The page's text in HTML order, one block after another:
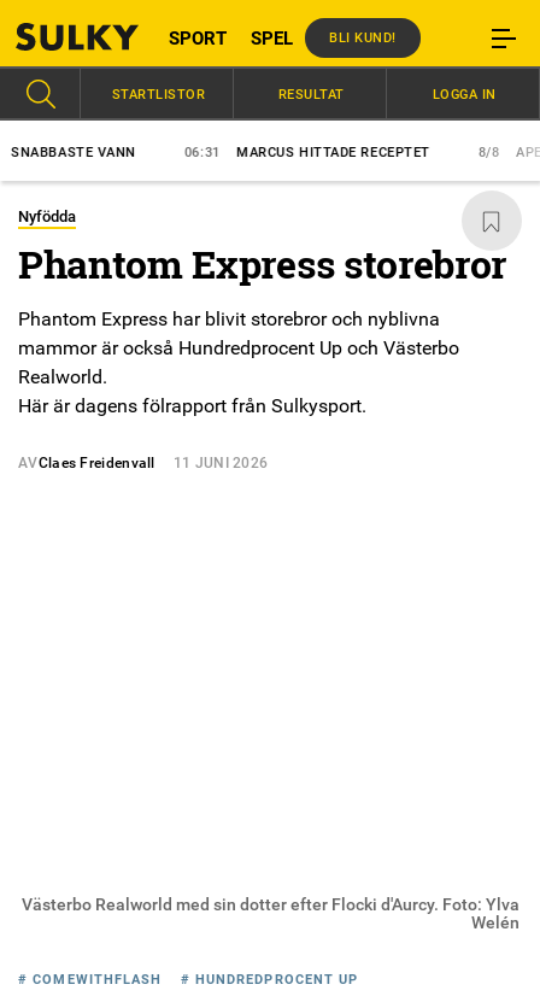
SPORT SPEL BLI KUND!
VANN 06:31 MARCUS HITTADE RECEPTET APEX
STARTLISTOR RESULTAT LOGGA IN
Nyfödda
Phantom Express storebror
Phantom Express har blivit storebror och nyblivna
mammor är också Hundredprocent Up och Västerbo
Realworld.
Här är dagens fölrapport från Sulkysport.
AVClaes Freidenvall 11 JUNI 2026
Västerbo Realworld med sin dotter efter Flocki d'Aurcy. Foto: Ylva
Welén
# COMEWITHFLASH # HUNDREDPROCENT UP